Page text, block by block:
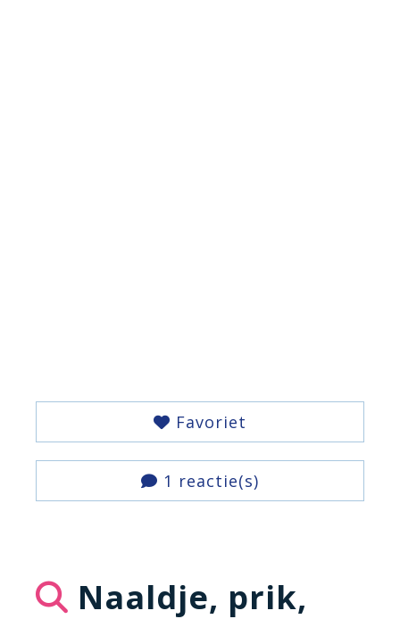
Favoriet
1 reactie(s)
Naaldje, prik,